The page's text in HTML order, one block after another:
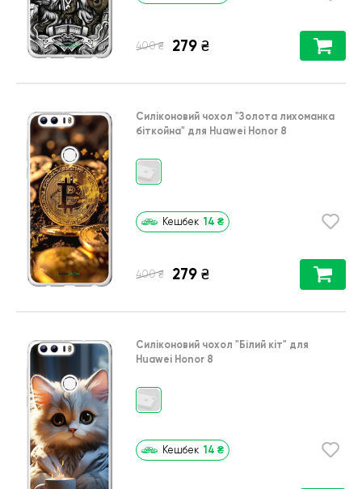
400 ₴ 279 ₴
Силіконовий чохол "Золота лихоманка
біткойна" для Huawei Honor 8
Кешбек 14 ₴
400 ₴ 279 ₴
Силіконовий чохол "Білий кіт" для
Huawei Honor 8
Кешбек 14 ₴